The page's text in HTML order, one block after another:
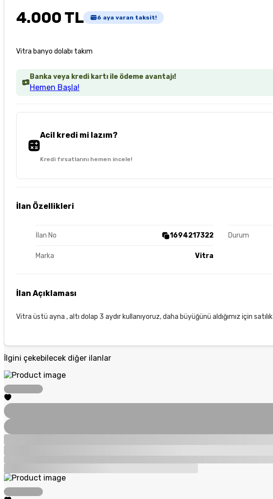
4.000 TL 6 aya varan taksit!
Vitra banyo dolabı takım
Banka veya kredi kartı ile ödeme avantajı!
Hemen Başla!
Acil kredi mi lazım?
Kredi fırsatlarını hemen incele!
İlan Özellikleri
İlan No 1694217322 Durum
Marka Vitra
İlan Açıklaması
Vitra üstü ayna , altı dolap 3 aydır kullanıyoruz, daha büyüğünü aldığımız için satılık
İlgini çekebilecek diğer ilanlar